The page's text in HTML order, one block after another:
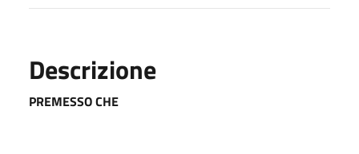
Descrizione
PREMESSO CHE